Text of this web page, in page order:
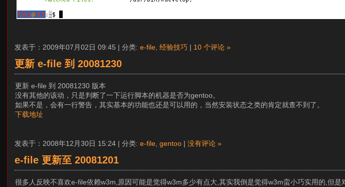
发表于：2009年07月02日 09:45 | 分类: e-file 经验技巧 | 10 个评论 »
更新 e-file 到 20081230
更新 e-file 到 20081230 版本
没有其他的该动，只是判断了一下运行脚本的机器是否为gentoo。
如果不是，会有一行警告，其实基本的功能也还是可以用的，当然安装状态之类的肯定就查不到了。
下载地址
发表于：2008年12月30日 15:24 | 分类: e-file gentoo | 没有评论 »
e-file 更新至 20081201
很多人反映不喜欢e-file依赖w3m,原因可能是觉得w3m多少有点大,其实我倒是觉得w3m蛮小巧实用的,但